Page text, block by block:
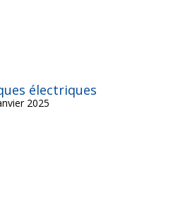
électriques
2025